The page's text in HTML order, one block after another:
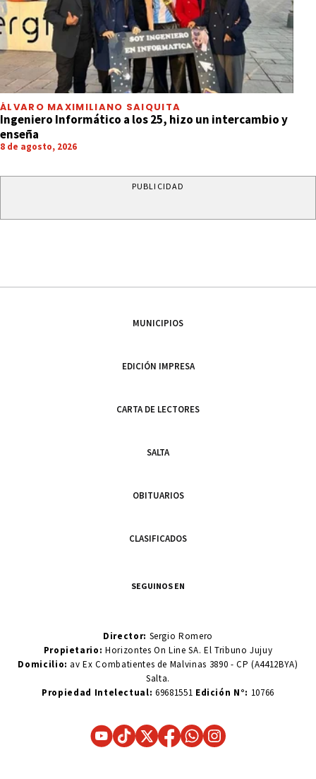
ÁLVARO MAXIMILIANO SAIQUITA
Ingeniero Informático a los 25, hizo un intercambio y
enseña
8 de agosto, 2026
PUBLICIDAD
MUNICIPIOS
EDICIÓN IMPRESA
CARTA DE LECTORES
SALTA
OBITUARIOS
CLASIFICADOS
SEGUINOS EN
Director: Sergio Romero
Propietario:Horizontes On Line SA. El Tribuno Jujuy
Domicilio: av Ex Combatientes de Malvinas 3890 - CP (A4412BYA)
Salta.
Propiedad Intelectual: 69681551 Edición N°: 10766